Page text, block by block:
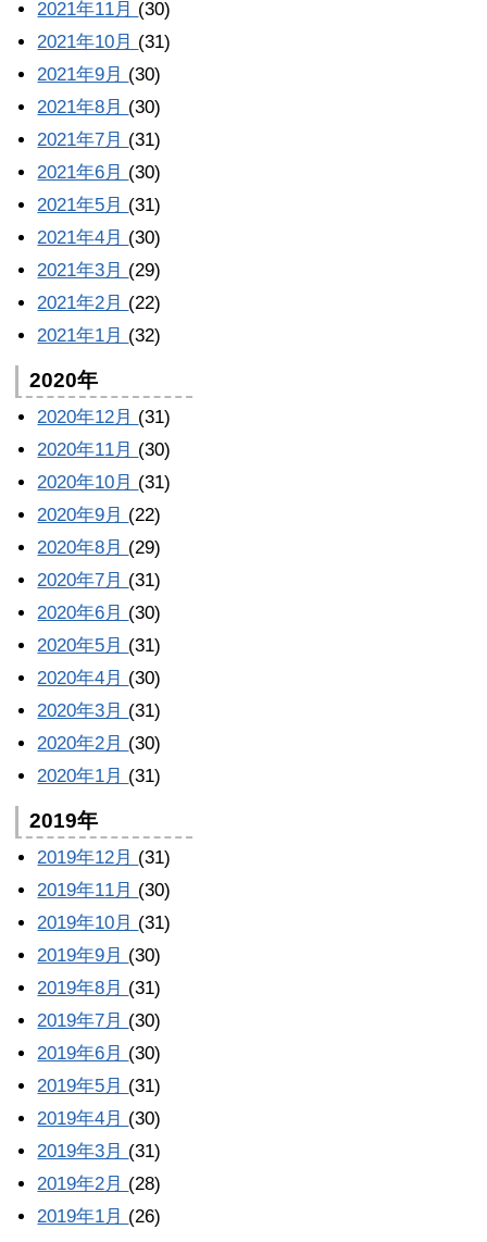
2021年11月 (30)
2021年10月 (31)
2021年9月 (30)
2021年8月 (30)
2021年7月 (31)
2021年6月 (30)
2021年5月 (31)
2021年4月 (30)
2021年3月 (29)
2021年2月 (22)
2021年1月 (32)
2020年
2020年12月 (31)
2020年11月 (30)
2020年10月 (31)
2020年9月 (22)
2020年8月 (29)
2020年7月 (31)
2020年6月 (30)
2020年5月 (31)
2020年4月 (30)
2020年3月 (31)
2020年2月 (30)
2020年1月 (31)
2019年
2019年12月 (31)
2019年11月 (30)
2019年10月 (31)
2019年9月 (30)
2019年8月 (31)
2019年7月 (30)
2019年6月 (30)
2019年5月 (31)
2019年4月 (30)
2019年3月 (31)
2019年2月 (28)
2019年1月 (26)